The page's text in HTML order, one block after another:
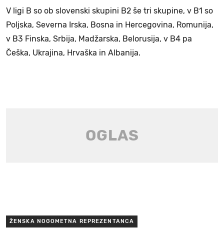
V ligi B so ob slovenski skupini B2 še tri skupine, v B1 so
Poljska, Severna Irska, Bosna in Hercegovina, Romunija,
v B3 Finska, Srbija, Madžarska, Belorusija, v B4 pa
Češka, Ukrajina, Hrvaška in Albanija.
ŽENSKA NOGOMETNA REPREZENTANCA